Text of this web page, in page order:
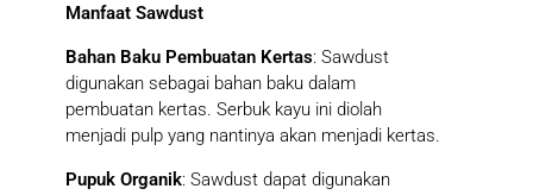
Manfaat Sawdust
Bahan Baku Pembuatan Kertas: Sawdust
digunakan sebagai bahan baku dalam
pembuatan kertas. Serbuk kayu ini diolah
menjadi pulp yang nantinya akan menjadi kertas.
Pupuk Organik: Sawdust dapat digunakan